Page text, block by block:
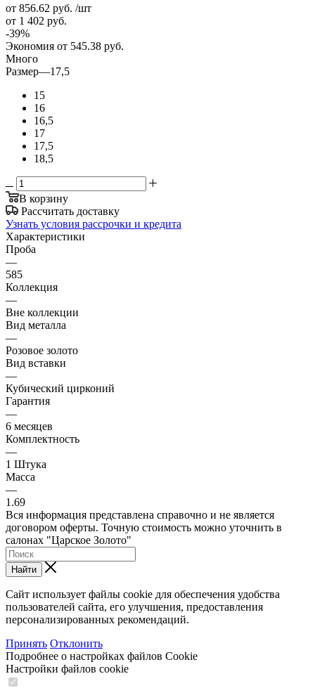
от 856.62 руб. /шт
от 1 402 руб.
-39%
Экономия от 545.38 руб.
Много
Размер—17,5
15
16
16,5
17
17,5
18,5
В корзину
Рассчитать доставку
Узнать условия рассрочки и кредита
Характеристики
Проба
—
585
Коллекция
—
Вне коллекции
Вид металла
—
Розовое золото
Вид вставки
—
Кубический цирконий
Гарантия
—
6 месяцев
Комплектность
—
1 Штука
Масса
—
1.69
Вся информация представлена справочно и не является
договором оферты. Точную стоимость можно уточнить в
салонах "Царское Золото"
Найти
Сайт использует файлы cookie для обеспечения удобства
пользователей сайта, его улучшения, предоставления
персонализированных рекомендаций.
Принять Отклонить
Подробнее о настройках файлов Cookie
Настройки файлов cookie